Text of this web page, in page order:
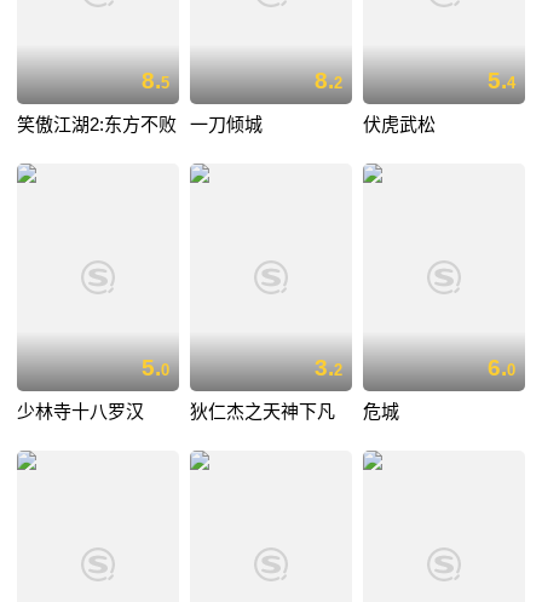
8.5
笑傲江湖2:东方不败
8.2
一刀倾城
5.4
伏虎武松
5.0
少林寺十八罗汉
3.2
狄仁杰之天神下凡
6.0
危城